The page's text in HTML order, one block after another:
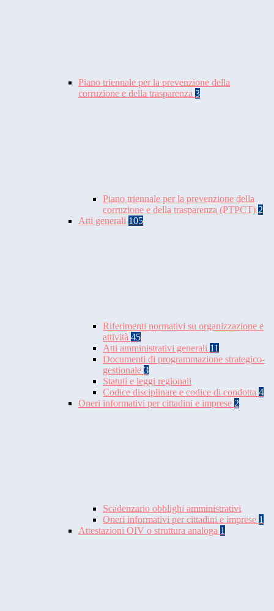
Piano triennale per la prevenzione della
corruzione e della trasparenza 3
Piano triennale per la prevenzione della
corruzione e della trasparenza (PTPCT) 2
Atti generali 105
Riferimenti normativi su organizzazione e
attività 45
Atti amministrativi generali 11
Documenti di programmazione strategico-
gestionale 3
Statuti e leggi regionali
Codice disciplinare e codice di condotta 4
Oneri informativi per cittadini e imprese 2
Scadenzario obblighi amministrativi
Oneri informativi per cittadini e imprese 1
Attestazioni OIV o struttura analoga 1